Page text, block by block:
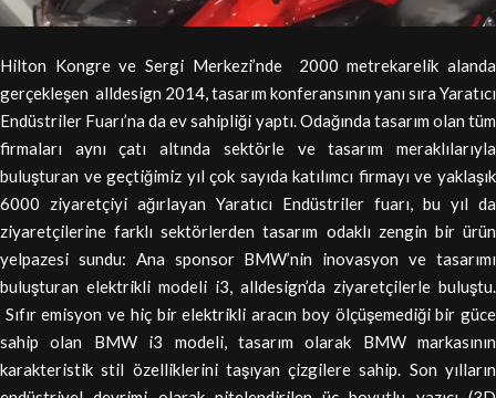
Hilton Kongre ve Sergi Merkezi’nde 2000 metrekarelik alanda
gerçekleşen alldesign 2014, tasarım konferansının yanı sıra Yaratıcı
Endüstriler Fuarı’na da ev sahipliği yaptı. Odağında tasarım olan tüm
firmaları aynı çatı altında sektörle ve tasarım meraklılarıyla
buluşturan ve geçtiğimiz yıl çok sayıda katılımcı firmayı ve yaklaşık
6000 ziyaretçiyi ağırlayan Yaratıcı Endüstriler fuarı, bu yıl da
ziyaretçilerine farklı sektörlerden tasarım odaklı zengin bir ürün
yelpazesi sundu: Ana sponsor BMW’nin inovasyon ve tasarımı
buluşturan elektrikli modeli i3, alldesign’da ziyaretçilerle buluştu.
Sıfır emisyon ve hiç bir elektrikli aracın boy ölçüşemediği bir güce
sahip olan BMW i3 modeli, tasarım olarak BMW markasının
karakteristik stil özelliklerini taşıyan çizgilere sahip. Son yılların